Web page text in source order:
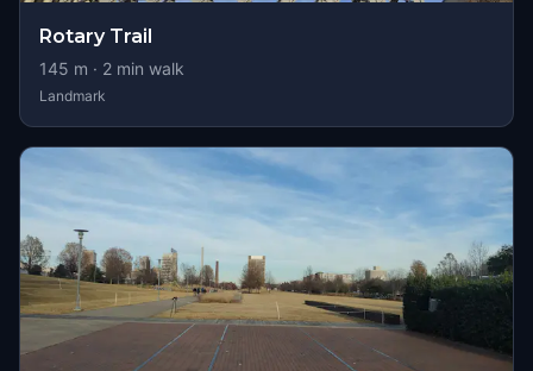
Rotary Trail
145 m · 2 min walk
Landmark